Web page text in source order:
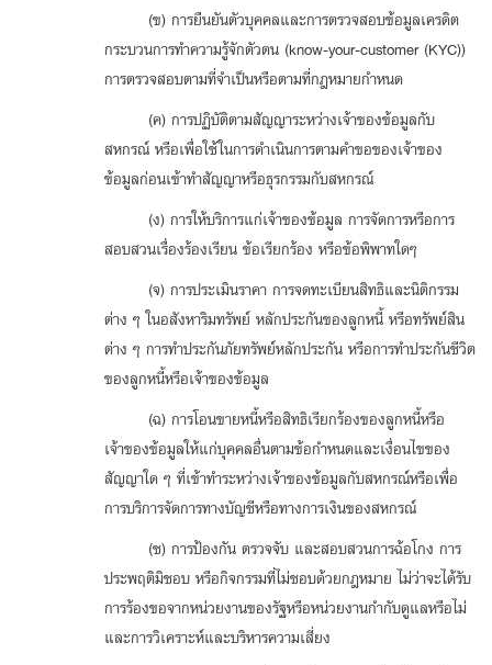
(ข) การยืนยันตัวบุคคลและการตรวจสอบข้อมูลเครดิต
กระบวนการทำความรู้จักตัวตน (know-your-customer (KYC))
การตรวจสอบตามที่จำเป็นหรือตามที่กฎหมายกำหนด
(ค) การปฏิบัติตามสัญญาระหว่างเจ้าของข้อมูลกับ
สหกรณ์ หรือเพื่อใช้ในการดำเนินการตามคำขอของเจ้าของ
ข้อมูลก่อนเข้าทำสัญญาหรือธุรกรรมกับสหกรณ์
(ง) การให้บริการแก่เจ้าของข้อมูล การจัดการหรือการ
สอบสวนเรื่องร้องเรียน ข้อเรียกร้อง หรือข้อพิพาทใดๆ
(จ) การประเมินราคา การจดทะเบียนสิทธิและนิติกรรม
ต่าง ๆ ในอสังหาริมทรัพย์ หลักประกันของลูกหนี้ หรือทรัพย์สิน
ต่าง ๆ การทำประกันภัยทรัพย์หลักประกัน หรือการทำประกันชีวิต
ของลูกหนี้หรือเจ้าของข้อมูล
(ฉ) การโอนขายหนี้หรือสิทธิเรียกร้องของลูกหนี้หรือ
เจ้าของข้อมูลให้แก่บุคคลอื่นตามข้อกำหนดและเงื่อนไขของ
สัญญาใด ๆ ที่เข้าทำระหว่างเจ้าของข้อมูลกับสหกรณ์หรือเพื่อ
การบริการจัดการทางบัญชีหรือทางการเงินของสหกรณ์
(ช) การป้องกัน ตรวจจับ และสอบสวนการฉ้อโกง การ
ประพฤติมิชอบ หรือกิจกรรมที่ไม่ชอบด้วยกฎหมาย ไม่ว่าจะได้รับ
การร้องขอจากหน่วยงานของรัฐหรือหน่วยงานกำกับดูแลหรือไม่
และการวิเคราะห์และบริหารความเสี่ยง